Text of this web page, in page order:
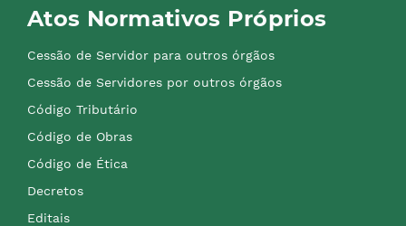
Atos Normativos Próprios
Cessão de Servidor para outros órgãos
Cessão de Servidores por outros órgãos
Código Tributário
Código de Obras
Código de Ética
Decretos
Editais